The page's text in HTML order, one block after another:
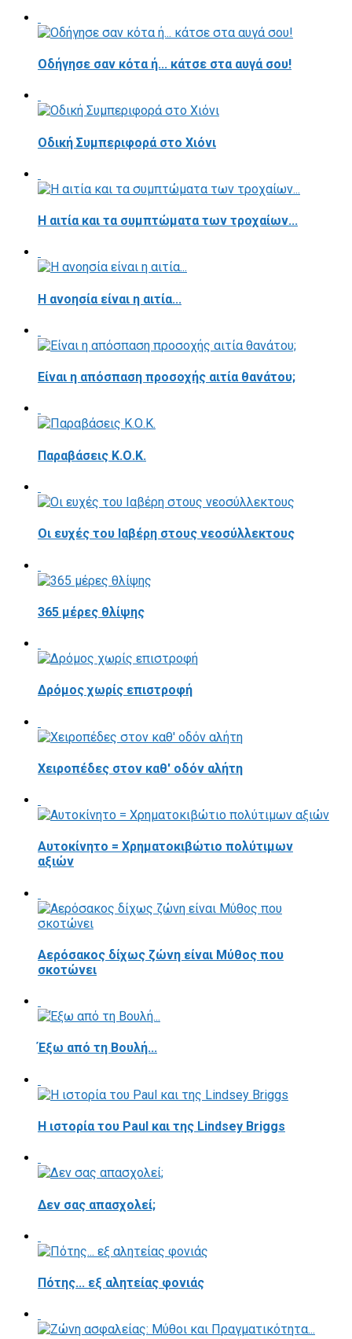
Οδήγησε σαν κότα ή... κάτσε στα αυγά σου!
Οδική Συμπεριφορά στο Χιόνι
Η αιτία και τα συμπτώματα των τροχαίων...
Η ανοησία είναι η αιτία...
Είναι η απόσπαση προσοχής αιτία θανάτου;
Παραβάσεις Κ.Ο.Κ.
Οι ευχές του Ιαβέρη στους νεοσύλλεκτους
365 μέρες θλίψης
Δρόμος χωρίς επιστροφή
Χειροπέδες στον καθ' οδόν αλήτη
Αυτοκίνητο = Χρηματοκιβώτιο πολύτιμων
αξιών
Αερόσακος δίχως ζώνη είναι Μύθος που
σκοτώνει
Έξω από τη Βουλή...
Η ιστορία του Paul και της Lindsey Briggs
Δεν σας απασχολεί;
Πότης... εξ αλητείας φονιάς